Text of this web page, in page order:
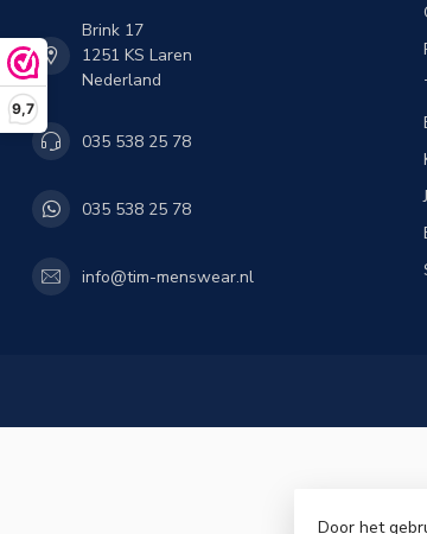
9,7
Brink 17
1251 KS Laren
Nederland
035 538 25 78
035 538 25 78
info@tim-menswear.nl
Door het